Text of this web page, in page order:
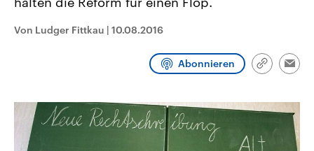
und Hintergründe zu den Parteien
Wahl.
Sendungen Programm Podcasts
Von Ludger Fittkau | 10.08.2016
Abonnieren
Link